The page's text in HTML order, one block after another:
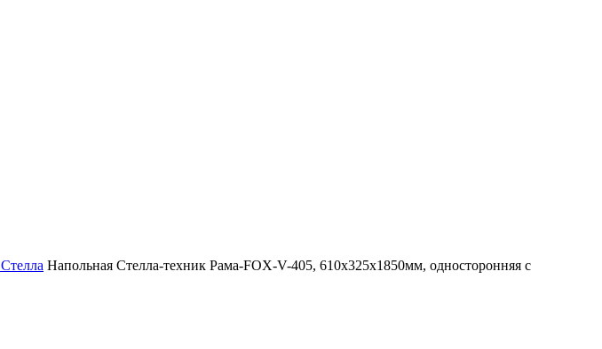
Стелла Напольная Стелла-техник Рама-FOX-V-405, 610х325х1850мм, односторонняя с